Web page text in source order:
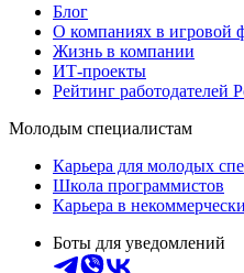
Блог
О компаниях в игровой
Жизнь в компании
ИТ-проекты
Рейтинг работодателей
Молодым специалистам
Карьера для молодых
Школа программистов
Карьера в
Боты для уведомлений